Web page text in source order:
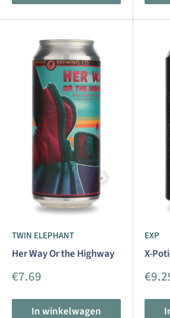
TWIN ELEPHANT
Her Way Or the Highway
Aanbiedingsprijs
€7.69
In winkelwagen
EXP
X-